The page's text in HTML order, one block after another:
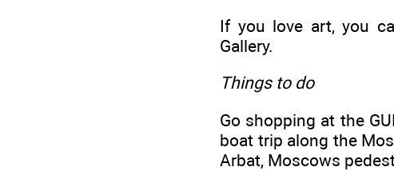
If you love art, you
Gallery.
Things to do
Go shopping at the
boat trip along the
Arbat, Moscows